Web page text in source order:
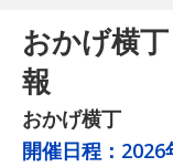
おかげ横
報
おかげ横丁
開催日程： 2026